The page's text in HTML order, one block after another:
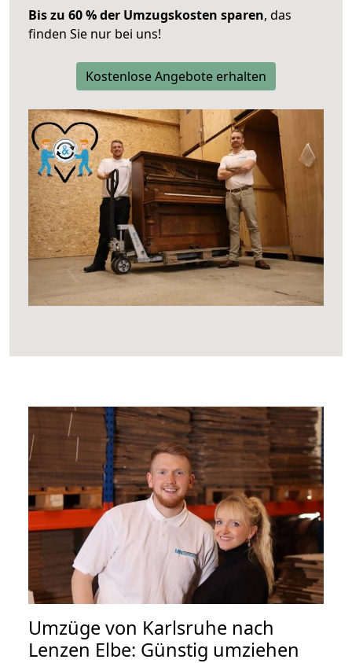
Bis zu 60 % der Umzugskosten sparen, das
finden Sie nur bei uns!
Kostenlose Angebote erhalten
Umzüge von Karlsruhe nach
Lenzen Elbe: Günstig umziehen